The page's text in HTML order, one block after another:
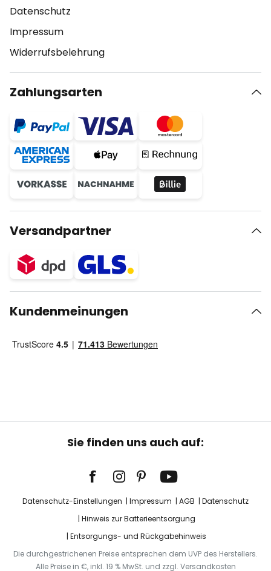
Datenschutz
Impressum
Widerrufsbelehrung
Zahlungsarten
Versandpartner
Kundenmeinungen
Sie finden uns auch auf:
Datenschutz-Einstellungen Impressum AGB
Datenschutz
Hinweis zur Batterieentsorgung
Entsorgungs- und Rückgabehinweis
Die durchgestrichenen Preise entsprechen dem UVP des Herstellers.
Alle Preise in €, inkl. 19 % MwSt. und zzgl. Versandkosten